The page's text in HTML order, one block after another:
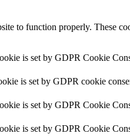
to function properly. These
is set by GDPR Cookie
is set by GDPR cookie
is set by GDPR Cookie
is set by GDPR Cookie